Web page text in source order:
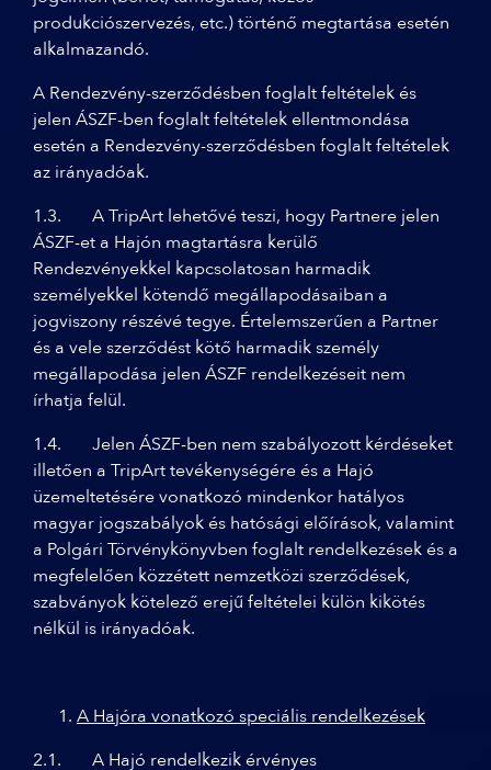
produkciószervezés, etc.) történő megtartása esetén
alkalmazandó.
A Rendezvény-szerződésben foglalt feltételek és
jelen ÁSZF-ben foglalt feltételek ellentmondása
esetén a Rendezvény-szerződésben foglalt feltételek
az irányadóak.
1.3. A TripArt lehetővé teszi, hogy Partnere jelen
ÁSZF-et a Hajón magtartásra kerülő
Rendezvényekkel kapcsolatosan harmadik
személyekkel kötendő megállapodásaiban a
jogviszony részévé tegye. Értelemszerűen a Partner
és a vele szerződést kötő harmadik személy
megállapodása jelen ÁSZF rendelkezéseit nem
írhatja felül.
1.4. Jelen ÁSZF-ben nem szabályozott kérdéseket
illetően a TripArt tevékenységére és a Hajó
üzemeltetésére vonatkozó mindenkor hatályos
magyar jogszabályok és hatósági előírások, valamint
a Polgári Törvénykönyvben foglalt rendelkezések és a
megfelelően közzétett nemzetközi szerződések,
szabványok kötelező erejű feltételei külön kikötés
nélkül is irányadóak.
A Hajóra vonatkozó speciális rendelkezések
2.1. A Hajó rendelkezik érvényes